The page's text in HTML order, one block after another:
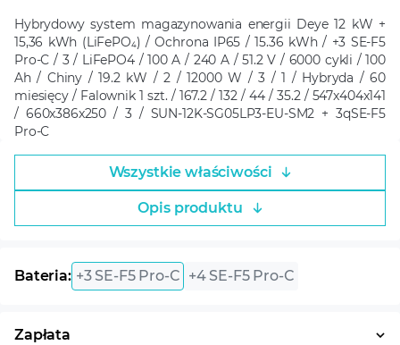
Hybrydowy system magazynowania energii Deye 12 kW +
15,36 kWh (LiFePO₄) / Ochrona IP65 / 15.36 kWh / +3 SE-F5
Pro-С / 3 / LiFePO4 / 100 A / 240 A / 51.2 V / 6000 cykli / 100
Ah / Chiny / 19.2 kW / 2 / 12000 W / 3 / 1 / Hybryda / 60
miesięcy / Falownik 1 szt. / 167.2 / 132 / 44 / 35.2 / 547x404x141
/ 660x386x250 / 3 / SUN-12K-SG05LP3-EU-SM2 + 3qSE-F5
Pro-С
Wszystkie właściwości
Opis produktu
Bateria: +3 SE-F5 Pro-С +4 SE-F5 Pro-С
Zapłata